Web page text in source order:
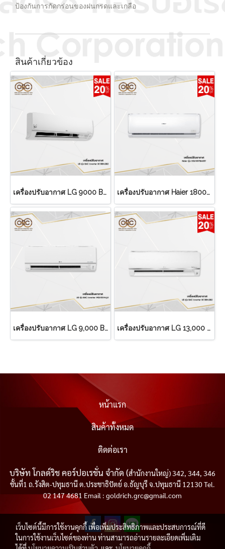
ป้องกันการกัดกร่อนของฝนกรดและเกลือ
สินค้าเกี่ยวข้อง
เครื่องปรับอากาศ LG 9000 BTU เครื่องปรับอากาศ Haier 18000 BTU
เครื่องปรับอากาศ LG 9,000 BTU เครื่องปรับอากาศ LG 13,000 BTU
หน้าแรก
สินค้าทั้งหมด
ติดต่อเรา
บริษัท โกลด์ริช คอร์ปอเรชั่น จำกัด (สำนักงานใหญ่) 342, 344, 346
ชั้นที่1 ถ.รังสิต-ปทุมธานี ต.ประชาธิปัตย์ อ.ธัญบุรี จ.ปทุมธานี 12130 Tel.
02 147 4681 Email : goldrich.grc@gmail.com
เว็บไซต์นี้มีการใช้งานคุกกี้ เพื่อเพิ่มประสิทธิภาพและประสบการณ์ที่ดี
ในการใช้งานเว็บไซต์ของท่าน ท่านสามารถอ่านรายละเอียดเพิ่มเติม